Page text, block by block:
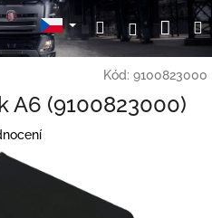
HledatPřihlášení
Kód: 9100823000
A6 (9100823000)